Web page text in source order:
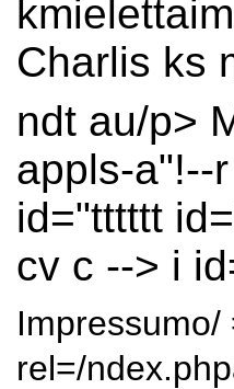
Charlis ks
ndt au/p>
appls-a"!--
id="tttttt
cv c --> i
Impressumo/
rel=/